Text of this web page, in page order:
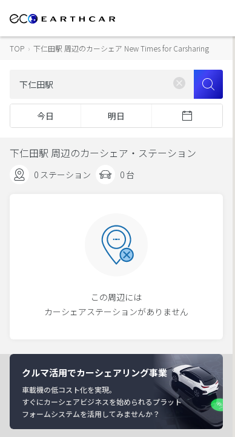
TOP › 下仁田駅 周辺のカーシェア New Times for Carsharing
今日 明日
下仁田駅 周辺のカーシェア・ステーション
0 ステーション 0 台
この周辺には
カーシェアステーションがありません
クルマ活用でカーシェアリング事業
車載機の低コスト化を実現。
すぐにカーシェアビジネスを始められるプラット
フォームシステムを活用してみませんか？